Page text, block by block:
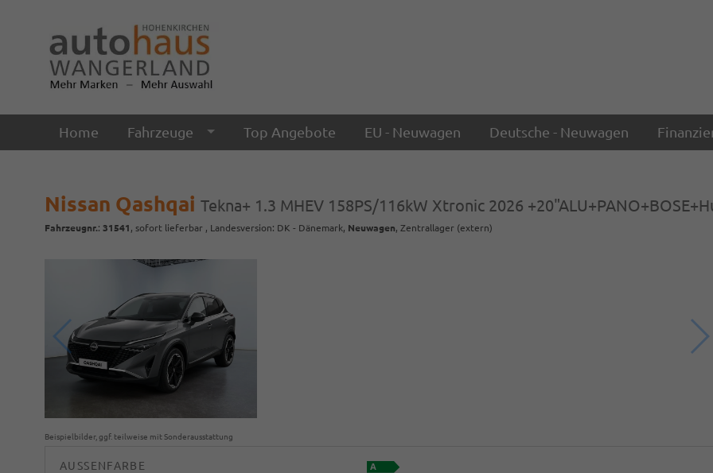
Home Fahrzeuge Top Angebote EU - Neuwagen Deutsche - Neuwagen
Nissan Qashqai Tekna+ 1.3 MHEV 158PS/116kW Xtronic 2026
Fahrzeugnr.: 31541 , sofort lieferbar , Landesversion: DK - Dänemark, Neuwagen, Zentrallager (extern)
Beispielbilder, ggf. teilweise mit Sonderausstattung
AUSSENFARBE